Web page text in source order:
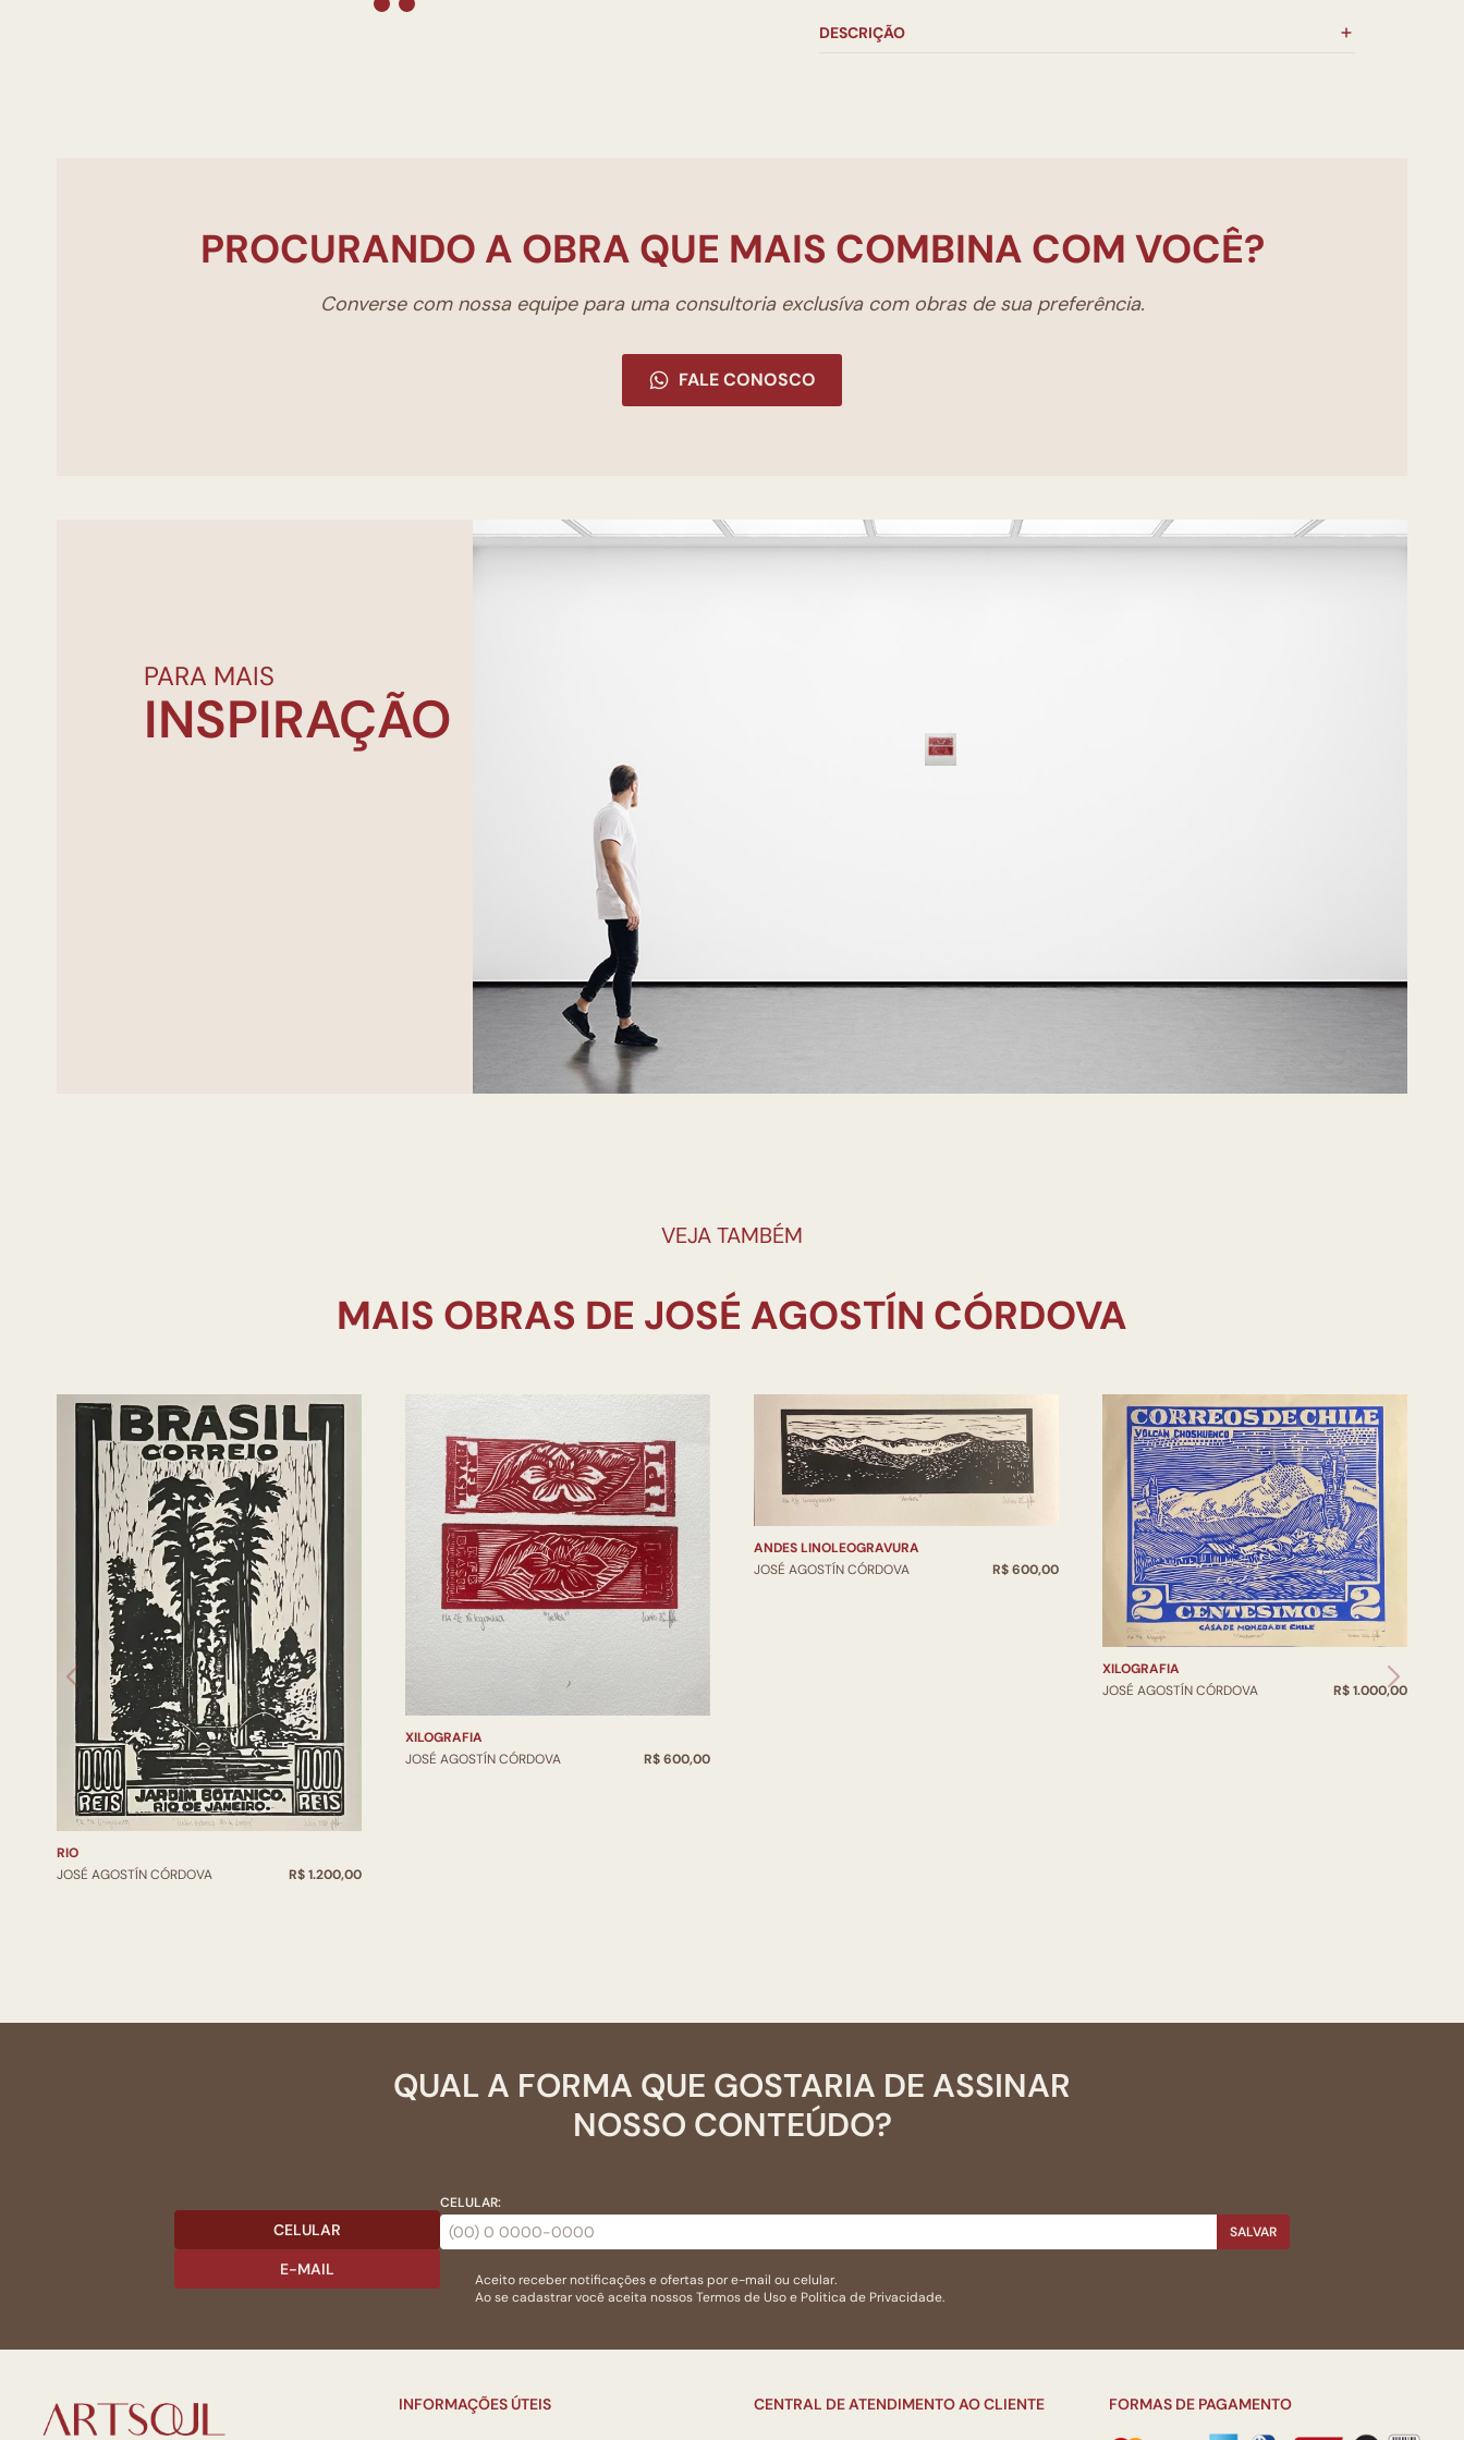
DESCRIÇÃO
PROCURANDO A OBRA QUE MAIS COMBINA COM VOCÊ?
Converse com nossa equipe para uma consultoria exclusíva com obras de sua preferência.
FALE CONOSCO
PARA MAIS
INSPIRAÇÃO
VEJA TAMBÉM
RIO
JOSÉ AGOSTÍN CÓRDOVA
R$ 1.200,00
XILOGRAFIA
JOSÉ AGOSTÍN CÓRDOVA
R$ 600,00
ANDES LINOLEOGRAVURA
JOSÉ AGOSTÍN CÓRDOVA
R$ 600,00
XILOGRAFIA
JOSÉ AGOSTÍN CÓRDOVA
R$ 1.000,00
QUAL A FORMA QUE GOSTARIA DE ASSINAR
NOSSO CONTEÚDO?
CELULAR
E-MAIL
CELULAR:
SALVAR
Aceito receber notificações e ofertas por e-mail ou celular.
Ao se cadastrar você aceita nossosTermos de Usoe Politica de Privacidade.
INFORMAÇÕES ÚTEIS CENTRAL DE ATENDIMENTO AO CLIENTE FORMAS DE PAGAMENTO